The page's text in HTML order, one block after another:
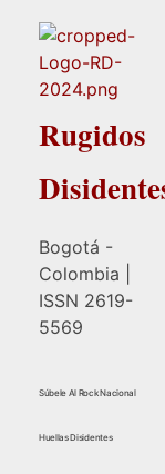
Rugidos
Bogotá -
Colombia |
ISSN 2619-
5569
Súbele Al Rock Nacional
Huellas Disidentes